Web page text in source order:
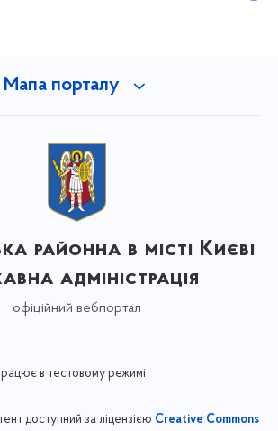
Мапа порталу
районна в місті Києві
адміністрація
офіційний вебпортал
в тестовому режимі
доступний за ліцензією Creative Commons